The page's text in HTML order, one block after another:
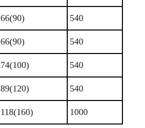
66(90) 540
66(90) 540
74(100) 540
89(120) 540
118(160) 1000